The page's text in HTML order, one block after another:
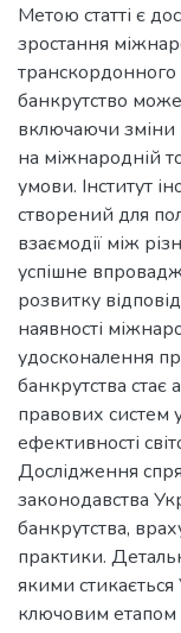
Метою статті є
зростання
банкрутство
включаючи
на міжнародній
умови. Інститут
створений для
взаємодії між
успішне
розвитку
наявності
удосконалення
банкрутства
правових систем
ефективності
Дослідження
законодавства
банкрутства,
практики.
якими стикається
ключовим етапом